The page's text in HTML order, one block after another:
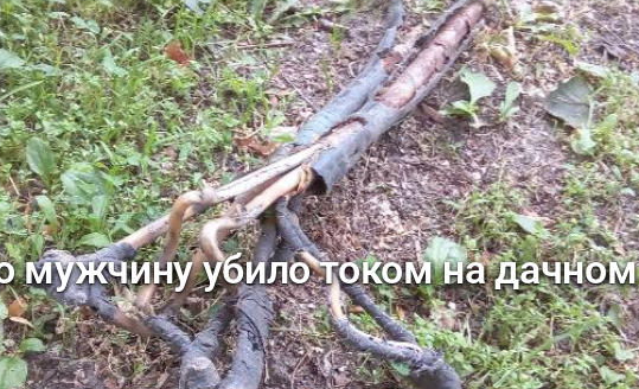
мужчину убило током на дачном